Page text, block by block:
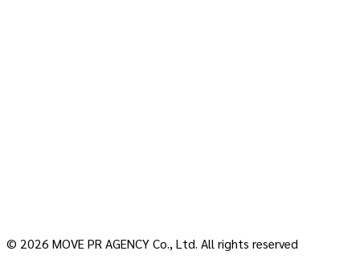
© 2026 MOVE PR AGENCY Co., Ltd. All rights reserved